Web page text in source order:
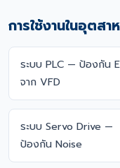
การใช้งานในอุตสา
ระบบ PLC — ป้องกัน
จาก VFD
ระบบ Servo Drive —
ป้องกัน Noise